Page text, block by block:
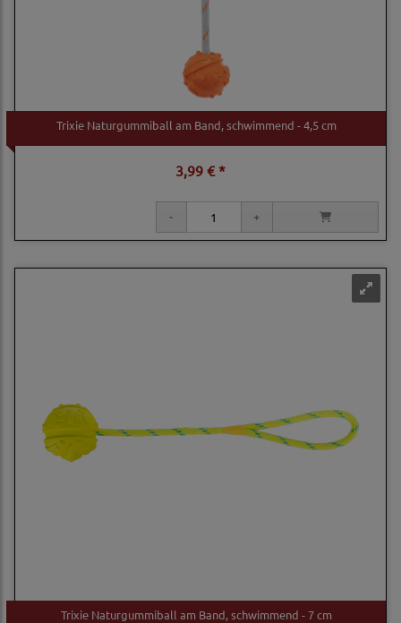
Trixie Naturgummiball am Band, schwimmend - 4,5 cm
3,99 € *
Trixie Naturgummiball am Band, schwimmend - 7 cm